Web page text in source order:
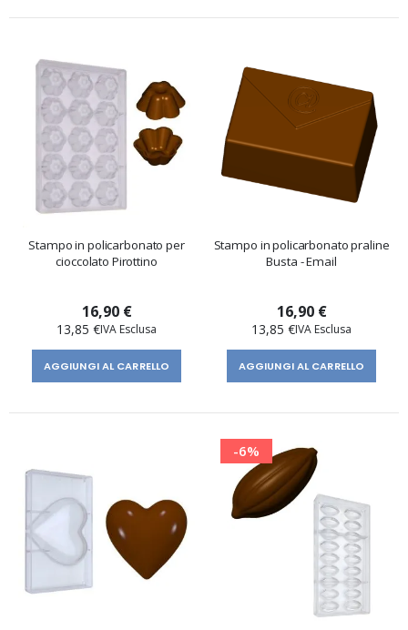
Stampo in policarbonato per
cioccolato Pirottino
16,90 €
13,85 €
AGGIUNGI AL CARRELLO
Stampo in policarbonato praline
Busta - Email
16,90 €
13,85 €
AGGIUNGI AL CARRELLO
-6%